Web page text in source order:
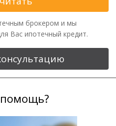
брокером и мы
Вас ипотечный кредит.